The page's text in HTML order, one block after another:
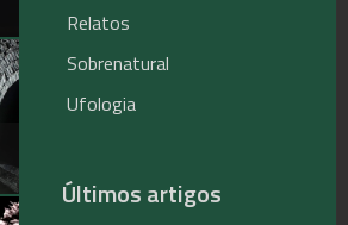
Relatos
Sobrenatural
Ufologia
Últimos artigos